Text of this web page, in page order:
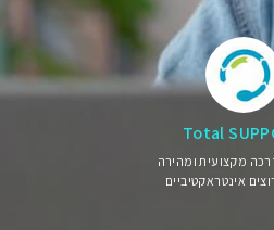
Total
מקצועית ומהירה
אינטראקטיביים